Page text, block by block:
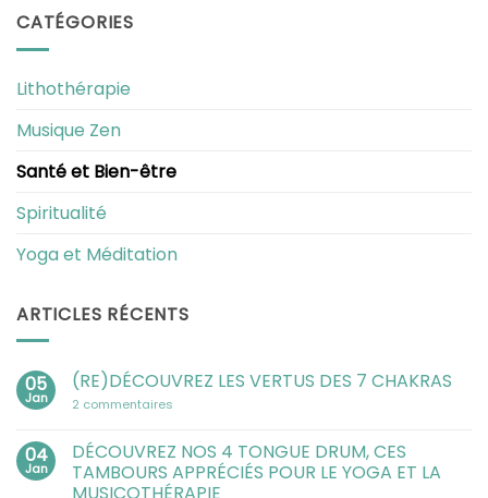
CATÉGORIES
Lithothérapie
Musique Zen
Santé et Bien-être
Spiritualité
Yoga et Méditation
ARTICLES RÉCENTS
05
Jan
(RE)DÉCOUVREZ LES VERTUS DES 7 CHAKRAS
2 commentaires
VERTUS
DES
7
CHAKRAS
04
Jan
DÉCOUVREZ NOS 4 TONGUE DRUM, CES
TAMBOURS APPRÉCIÉS POUR LE YOGA ET LA